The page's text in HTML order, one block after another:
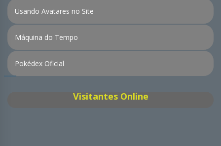
Usando Avatares no Site
Máquina do Tempo
Pokédex Oficial
Visitantes Online